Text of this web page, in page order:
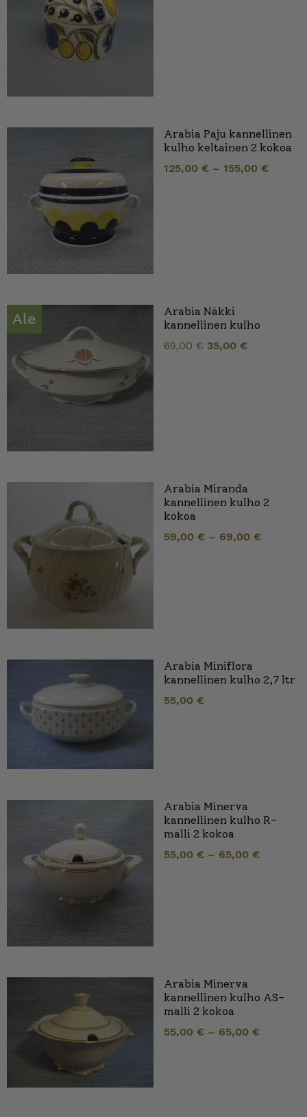
Arabia Paju kannellinen
kulho keltainen 2 kokoa
125,00 € – 155,00 €
Ale
Arabia Näkki
kannellinen kulho
69,00 € 35,00 €Nykyinen
Arabia Miranda
kannellinen kulho 2
kokoa
59,00 € – 69,00 €
Arabia Miniflora
kannellinen kulho 2,7 ltr
55,00 €
Arabia Minerva
kannellinen kulho R-
malli 2 kokoa
55,00 € – 65,00 €
Arabia Minerva
kannellinen kulho AS-
malli 2 kokoa
55,00 € – 65,00 €